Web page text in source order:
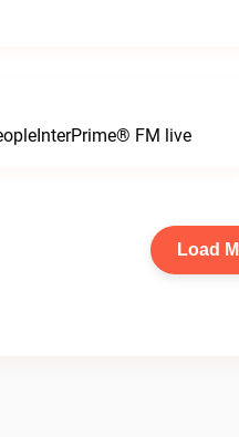
FM live
Load